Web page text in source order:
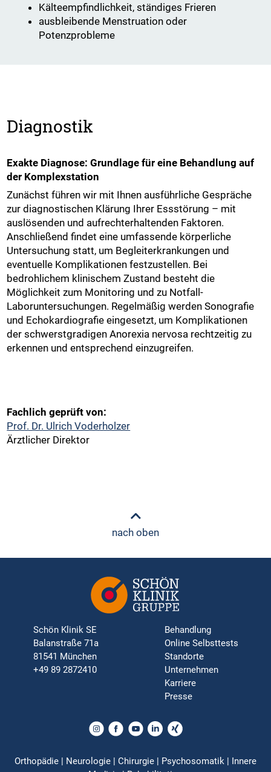
Kälteempfindlichkeit, ständiges Frieren
ausbleibende Menstruation oder
Potenzprobleme
Diagnostik
Exakte Diagnose: Grundlage für eine Behandlung auf
der Komplexstation
Zunächst führen wir mit Ihnen ausführliche Gespräche
zur diagnostischen Klärung Ihrer Essstörung – mit
auslösenden und aufrechterhaltenden Faktoren.
Anschließend findet eine umfassende körperliche
Untersuchung statt, um Begleiterkrankungen und
eventuelle Komplikationen festzustellen. Bei
bedrohlichem klinischem Zustand besteht die
Möglichkeit zum Monitoring und zu Notfall-
Laboruntersuchungen. Regelmäßig werden Sonografie
und Echokardiografie eingesetzt, um Komplikationen
der schwerstgradigen Anorexia nervosa rechtzeitig zu
erkennen und entsprechend einzugreifen.
Fachlich geprüft von:
Prof. Dr. Ulrich Voderholzer
Ärztlicher Direktor
nach oben
Schön Klinik SE
Balanstraße 71a
81541 München
+49 89 2872410
Behandlung
Online Selbsttests
Standorte
Unternehmen
Karriere
Presse
Orthopädie | Neurologie | Chirurgie | Psychosomatik | Innere